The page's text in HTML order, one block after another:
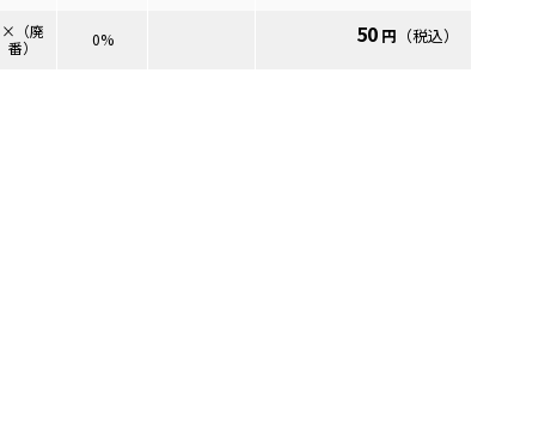
×（廃
番）
0% 50 円 （税込）